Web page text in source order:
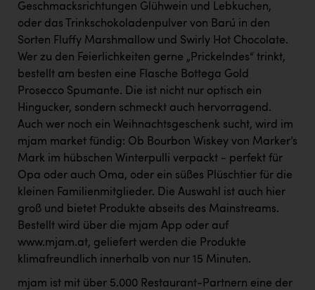
Orlen
Passage Linz
PEZ
PÜSPÖK
REMAX
RE/MAX Welcome
Resch&Frisch
Ruderclub Wels
SCRI - Salzburg Cancer Research Institute
SCHMACHTL GmbH
Geschmacksrichtungen Glühwein und Lebkuchen,
oder das Trinkschokoladenpulver von Barú in den
Sorten Fluffy Marshmallow und Swirly Hot Chocolate.
Wer zu den Feierlichkeiten gerne „Prickelndes“ trinkt,
bestellt am besten eine Flasche Bottega Gold
Prosecco Spumante. Die ist nicht nur optisch ein
Hingucker, sondern schmeckt auch hervorragend.
Auch wer noch ein Weihnachtsgeschenk sucht, wird im
mjam market fündig: Ob Bourbon Wiskey von Marker’s
Mark im hübschen Winterpulli verpackt - perfekt für
Opa oder auch Oma, oder ein süßes Plüschtier für die
kleinen Familienmitglieder. Die Auswahl ist auch hier
groß und bietet Produkte abseits des Mainstreams.
Bestellt wird über die mjam App oder auf
www.mjam.at, geliefert werden die Produkte
klimafreundlich innerhalb von nur 15 Minuten.
mjam ist mit über 5.000 Restaurant-Partnern eine der